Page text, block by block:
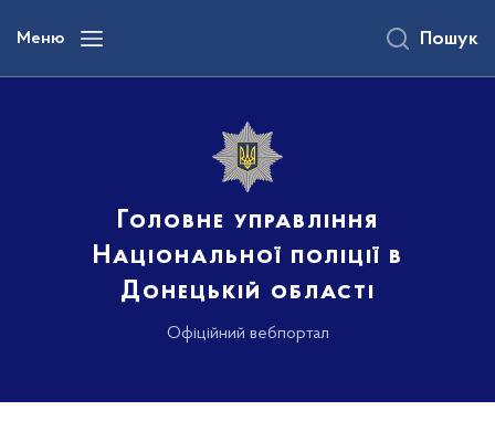
вмісту
Меню
Головне управління
Національної поліції в
Донецькій області
Офіційний вебпортал
Пошук